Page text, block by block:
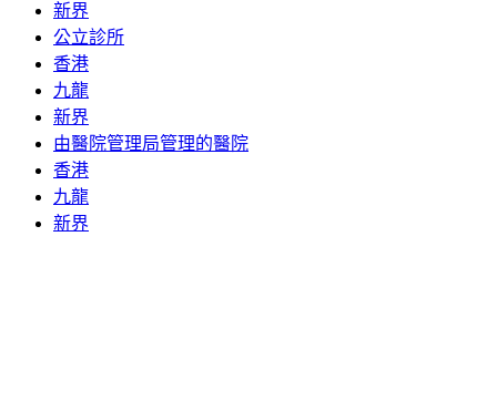
新界
公立診所
香港
九龍
新界
由醫院管理局管理的醫院
香港
九龍
新界